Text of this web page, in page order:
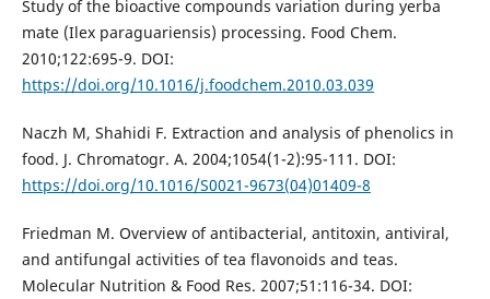
Study of the bioactive compounds variation during yerba
mate (Ilex paraguariensis) processing. Food Chem.
2010;122:695-9. DOI:
https://doi.org/10.1016/j.foodchem.2010.03.039
Naczh M, Shahidi F. Extraction and analysis of phenolics in
food. J. Chromatogr. A. 2004;1054(1-2):95-111. DOI:
https://doi.org/10.1016/S0021-9673(04)01409-8
Friedman M. Overview of antibacterial, antitoxin, antiviral,
and antifungal activities of tea flavonoids and teas.
Molecular Nutrition & Food Res. 2007;51:116-34. DOI: